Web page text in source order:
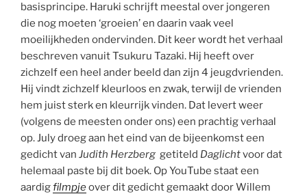
basisprincipe. Haruki schrijft meestal over jongeren
die nog moeten ‘groeien’ en daarin vaak veel
moeilijkheden ondervinden. Dit keer wordt het verhaal
beschreven vanuit Tsukuru Tazaki. Hij heeft over
zichzelf een heel ander beeld dan zijn 4 jeugdvrienden.
Hij vindt zichzelf kleurloos en zwak, terwijl de vrienden
hem juist sterk en kleurrijk vinden. Dat levert weer
(volgens de meesten onder ons) een prachtig verhaal
op. July droeg aan het eind van de bijeenkomst een
gedicht van Judith Herzberg getiteld Daglichtvoor dat
helemaal paste bij dit boek. Op YouTube staat een
aardigfilmpjeover dit gedicht gemaakt door Willem